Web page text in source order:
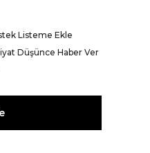
Listeme Ekle
Düşünce Haber Ver